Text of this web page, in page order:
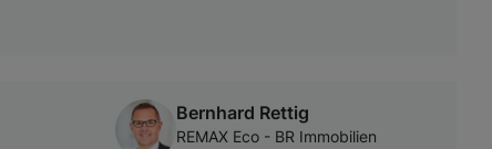
Bernhard Rettig
REMAX Eco - BR Immobilien